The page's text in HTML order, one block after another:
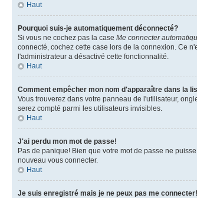
Haut
Pourquoi suis-je automatiquement déconnecté?
Si vous ne cochez pas la case Me connecter
connecté, cochez cette case lors de la connexion. Ce
l'administrateur a désactivé cette fonctionnalité.
Haut
Comment empêcher mon nom d'apparaître dans la
Vous trouverez dans votre panneau de l'utilisateur,
serez compté parmi les utilisateurs invisibles.
Haut
J'ai perdu mon mot de passe!
Pas de panique! Bien que votre mot de passe ne
nouveau vous connecter.
Haut
Je suis enregistré mais je ne peux pas me connecter!